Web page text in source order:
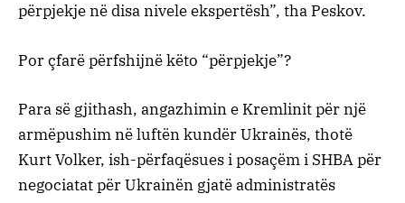
përpjekje në disa nivele ekspertësh”, tha Peskov.
Por çfarë përfshijnë këto “përpjekje”?
Para së gjithash, angazhimin e Kremlinit për një
armëpushim në luftën kundër Ukrainës, thotë
Kurt Volker, ish-përfaqësues i posaçëm i SHBA për
negociatat për Ukrainën gjatë administratës